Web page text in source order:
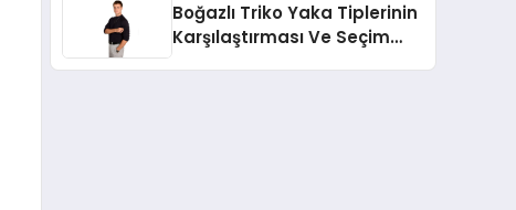
Boğazlı Triko Yaka Tiplerinin
Karşılaştırması Ve Seçim